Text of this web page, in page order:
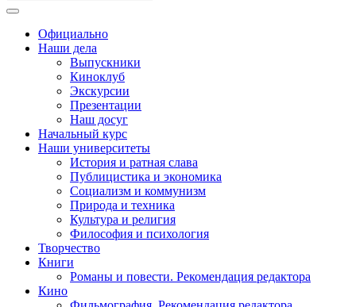
Официально
Наши дела
Выпускники
Киноклуб
Экскурсии
Презентации
Наш досуг
Начальный курс
Наши университеты
История и ратная слава
Публицистика и экономика
Социализм и коммунизм
Природа и техника
Культура и религия
Философия и психология
Творчество
Книги
Романы и повести. Рекомендация редактора
Кино